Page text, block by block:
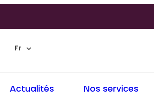
Fr
Actualités Nos services